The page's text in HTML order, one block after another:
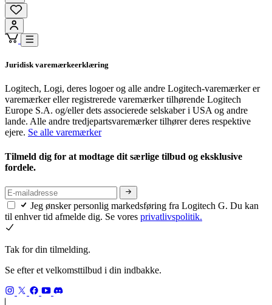
Juridisk varemærkeerklæring
Logitech, Logi, deres logoer og alle andre Logitech-varemærker er
varemærker eller registrerede varemærker tilhørende Logitech
Europe S.A. og/eller dets associerede selskaber i USA og andre
lande. Alle andre tredjepartsvaremærker tilhører deres respektive
ejere. Se alle varemærker
Tilmeld dig for at modtage dit særlige tilbud og eksklusive
fordele.
Jeg ønsker personlig markedsføring fra Logitech G. Du kan
til enhver tid afmelde dig. Se vores privatlivspolitik.
Tak for din tilmelding.
Se efter et velkomsttilbud i din indbakke.